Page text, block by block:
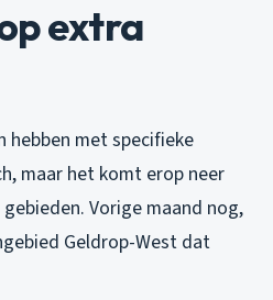
extra
hebben met specifieke
maar het komt erop neer
Vorige maand nog,
Geldrop-West dat